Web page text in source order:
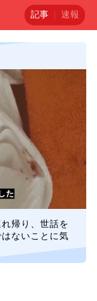
記事 速報
帰り、世話を
ないことに気